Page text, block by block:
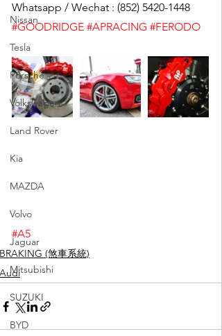
Nissan
Tesla
Porsche
Volkswagen
Land Rover
Kia
MAZDA
Volvo
Jaguar
Mitsubishi
SUZUKI
BYD
Whatsapp / Wechat : (852) 5420-1448
#GOODRIDGE #APRACING #FERODO
#A5
BRAKING (煞車系統)
Audi